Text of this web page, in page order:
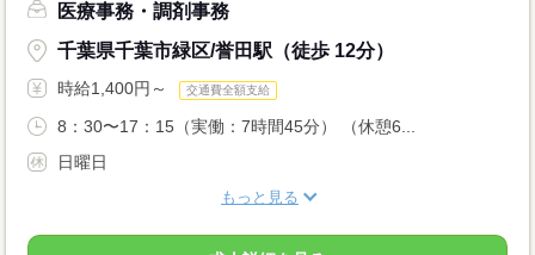
医療事務・調剤事務
千葉県千葉市緑区/誉田駅（徒歩 12分）
時給1,400円～ 交通費全額支給
8：30〜17：15（実働：7時間45分） （休憩6...
日曜日
もっと見る